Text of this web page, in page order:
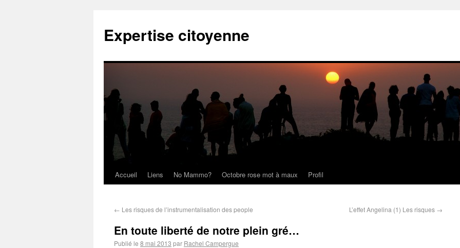
Expertise citoyenne
Accueil Liens No Mammo? Octobre rose mot à maux Profil
← Les risques de l’instrumentalisation des people L’effet Angelina (1) Les risques →
En toute liberté de notre plein gré…
Publié le 8 mai 2013 par Rachel Campergue